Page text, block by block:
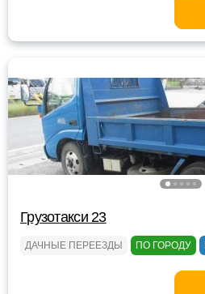
Грузотакси 23
ДАЧНЫЕ ПЕРЕЕЗДЫ ПО ГОРОДУ